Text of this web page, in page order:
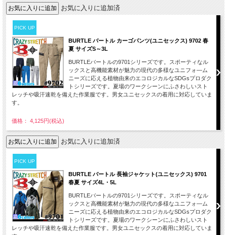
お気に入りに追加済
PICK UP
BURTLE バートル カーゴパンツ(ユニセックス) 9702 春
夏 サイズS～3L
BURTLEバートルの9701シリーズです。スポーティなル
ックスと高機能素材が魅力の現代の多様なユニフォ―ム
ニーズに応える植物由来のエコロジカルなSDGsプロダク
トシリーズです。夏場のワークシーンにふさわしいスト
レッチや吸汗速乾を備えた作業服です。男女ユニセックスの着用に対応していま
す。
価格： 4,125円(税込)
お気に入りに追加済
PICK UP
BURTLE バートル 長袖ジャケット(ユニセックス) 9701
春夏 サイズ4L・5L
BURTLEバートルの9701シリーズです。スポーティなル
ックスと高機能素材が魅力の現代の多様なユニフォ―ム
ニーズに応える植物由来のエコロジカルなSDGsプロダク
トシリーズです。夏場のワークシーンにふさわしいスト
レッチや吸汗速乾を備えた作業服です。男女ユニセックスの着用に対応していま